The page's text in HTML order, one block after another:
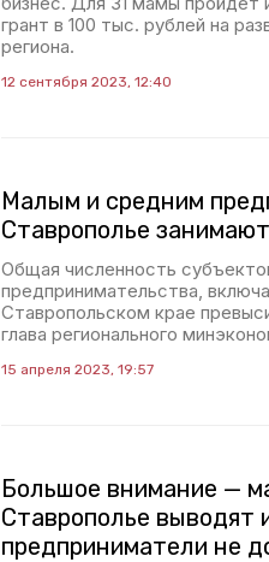
грант в 100 тыс. рублей на
региона.
12 сентября 2023, 12:40
Малым и средним
Ставрополье
Общая численность
предпринимательства,
Ставропольском крае
глава регионального
15 апреля 2023, 19:57
Большое внимание —
Ставрополье выводят
предприниматели не